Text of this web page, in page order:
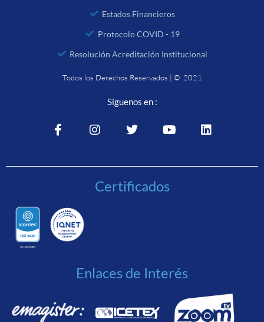
Estados Financieros
Protocolo COVID - 19
Resolución Acreditación Institucional
Todos los Derechos Reservados | © 2021
Síguenos en :
Certificados
Enlaces de Interés